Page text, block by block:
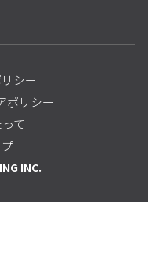
シー
ポリシー
て
INC.